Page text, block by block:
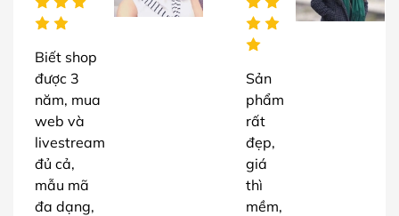
Biết shop
được 3
năm, mua
web và
livestream
đủ cả,
mẫu mã
đa dạng,
Sản
phẩm
rất
đẹp,
giá
thì
mềm,